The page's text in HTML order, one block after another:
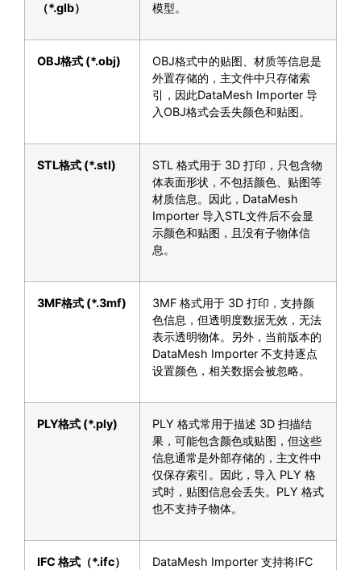
（*.glb）
模型。
OBJ格式 (*.obj)
OBJ格式中的贴图、材质等信息是
外置存储的，主文件中只存储索
引，因此DataMesh Importer 导
入OBJ格式会丢失颜色和贴图。
STL格式 (*.stl)
STL 格式用于 3D 打印，只包含物
体表面形状，不包括颜色、贴图等
材质信息。因此，DataMesh
Importer 导入STL文件后不会显
示颜色和贴图，且没有子物体信
息。
3MF格式 (*.3mf)
3MF 格式用于 3D 打印，支持颜
色信息，但透明度数据无效，无法
表示透明物体。另外，当前版本的
DataMesh Importer 不支持逐点
设置颜色，相关数据会被忽略。
PLY格式 (*.ply)
PLY 格式常用于描述 3D 扫描结
果，可能包含颜色或贴图，但这些
信息通常是外部存储的，主文件中
仅保存索引。因此，导入 PLY 格
式时，贴图信息会丢失。PLY 格式
也不支持子物体。
IFC 格式（*.ifc）
DataMesh Importer 支持将IFC